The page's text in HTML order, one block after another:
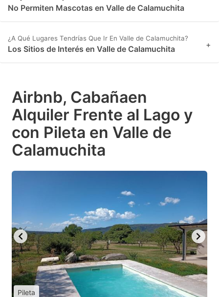
No Permiten Mascotas en Valle de Calamuchita
¿A Qué Lugares Tendrías Que Ir En Valle de Calamuchita?
Los Sitios de Interés en Valle de Calamuchita +
Airbnb, Cabañaen
Alquiler Frente al Lago y
con Pileta en Valle de
Calamuchita
Pileta